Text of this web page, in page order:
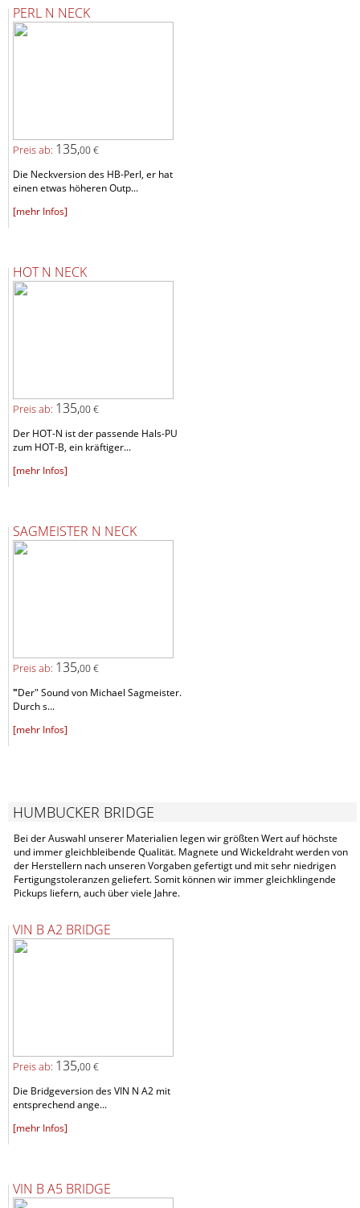
PERL N NECK
Preis ab: 135,00 €
Die Neckversion des HB-Perl, er hat
einen etwas höheren Outp...
[mehr Infos]
HOT N NECK
Preis ab: 135,00 €
Der HOT-N ist der passende Hals-PU
zum HOT-B, ein kräftiger...
[mehr Infos]
SAGMEISTER N NECK
Preis ab: 135,00 €
"Der" Sound von Michael Sagmeister.
Durch s...
[mehr Infos]
HUMBUCKER BRIDGE
Bei der Auswahl unserer Materialien legen wir größten Wert auf höchste
und immer gleichbleibende Qualität. Magnete und Wickeldraht werden von
der Herstellern nach unseren Vorgaben gefertigt und mit sehr niedrigen
Fertigungstoleranzen geliefert. Somit können wir immer gleichklingende
Pickups liefern, auch über viele Jahre.
VIN B A2 BRIDGE
Preis ab: 135,00 €
Die Bridgeversion des VIN N A2 mit
entsprechend ange...
[mehr Infos]
VIN B A5 BRIDGE